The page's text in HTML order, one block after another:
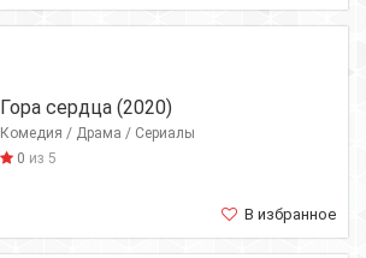
Гора сердца (2020)
Комедия / Драма / Сериалы
0 из 5
В избранное